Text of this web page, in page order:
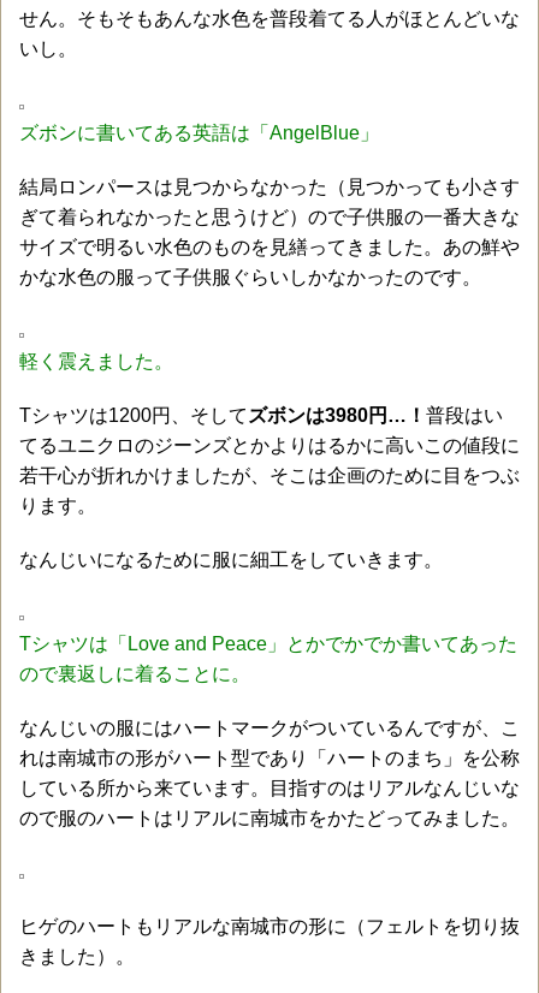
せん。そもそもあんな水色を普段着てる人がほとんどいな
いし。
ズボンに書いてある英語は「AngelBlue」
結局ロンパースは見つからなかった（見つかっても小さす
ぎて着られなかったと思うけど）ので子供服の一番大きな
サイズで明るい水色のものを見繕ってきました。あの鮮や
かな水色の服って子供服ぐらいしかなかったのです。
軽く震えました。
Tシャツは1200円、そして ズボンは3980円…！ 普段はい
てるユニクロのジーンズとかよりはるかに高いこの値段に
若干心が折れかけましたが、そこは企画のために目をつぶ
ります。
なんじいになるために服に細工をしていきます。
Tシャツは「Love and Peace」とかでかでか書いてあった
ので裏返しに着ることに。
なんじいの服にはハートマークがついているんですが、こ
れは南城市の形がハート型であり「ハートのまち」を公称
している所から来ています。目指すのはリアルなんじいな
ので服のハートはリアルに南城市をかたどってみました。
ヒゲのハートもリアルな南城市の形に（フェルトを切り抜
きました）。